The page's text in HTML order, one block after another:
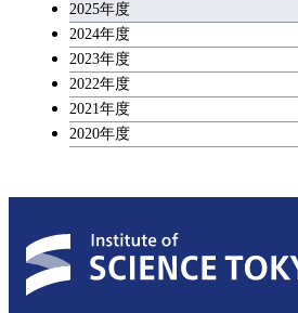
2025年度
2024年度
2023年度
2022年度
2021年度
2020年度